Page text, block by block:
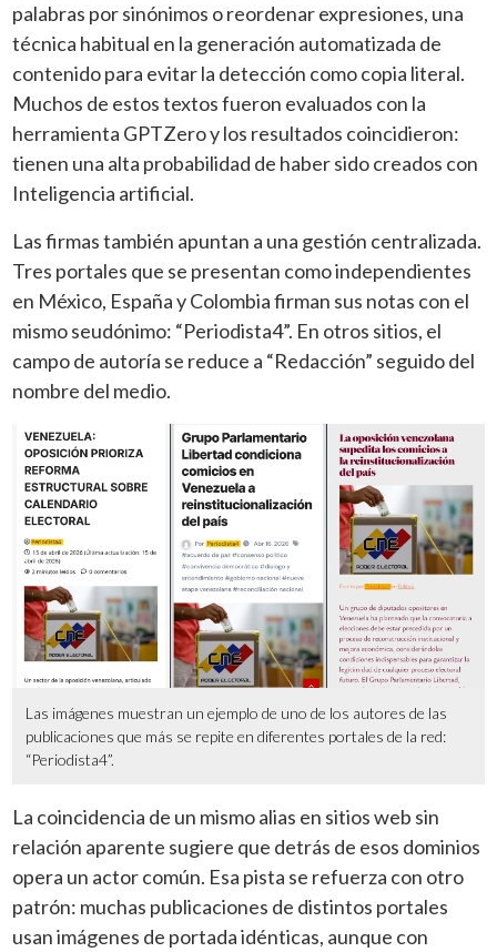
palabras por sinónimos o reordenar expresiones, una
técnica habitual en la generación automatizada de
contenido para evitar la detección como copia literal.
Muchos de estos textos fueron evaluados con la
herramienta GPTZero y los resultados coincidieron:
tienen una alta probabilidad de haber sido creados con
Inteligencia artificial.
Las firmas también apuntan a una gestión centralizada.
Tres portales que se presentan como independientes
en México, España y Colombia firman sus notas con el
mismo seudónimo: “Periodista4”. En otros sitios, el
campo de autoría se reduce a “Redacción” seguido del
nombre del medio.
Las imágenes muestran un ejemplo de uno de los autores de las
publicaciones que más se repite en diferentes portales de la red:
“Periodista4”.
La coincidencia de un mismo alias en sitios web sin
relación aparente sugiere que detrás de esos dominios
opera un actor común. Esa pista se refuerza con otro
patrón: muchas publicaciones de distintos portales
usan imágenes de portada idénticas, aunque con